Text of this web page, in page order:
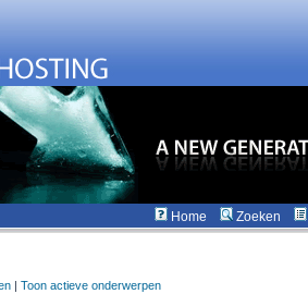
Home Zoeken
| Toon actieve onderwerpen